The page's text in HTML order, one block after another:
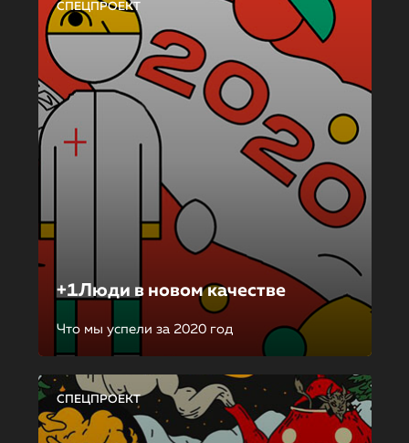
СПЕЦПРОЕКТ
+1Люди в новом качестве
Что мы успели за 2020 год
СПЕЦПРОЕКТ